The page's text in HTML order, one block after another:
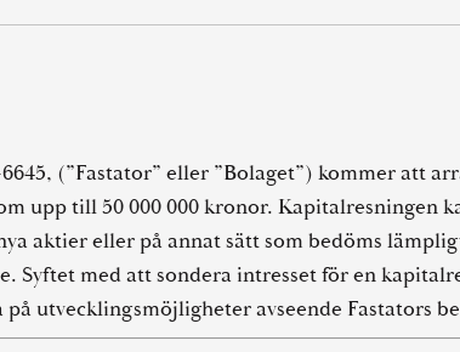
(”Fastator” eller ”Bolaget”) kommer att
upp till 50 000 000 kronor. Kapitalresningen
aktier eller på annat sätt som bedöms
Syftet med att sondera intresset för en
utvecklingsmöjligheter avseende Fastators